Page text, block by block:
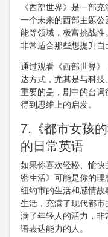
《西部世界》是一部
一个未来的西部主题
能等领域，极富挑战
非常适合那些想提升自
通过观看《西部世界
达方式，尤其是与科
重要的是，剧中的台
得到思维上的启发。
7.《都市女孩
的日常英语
如果你喜欢轻松、愉
密生活》可能是你的
纽约市的生活和感情
生活，充满了现代都
满了年轻人的活力，
语表达能力的人。